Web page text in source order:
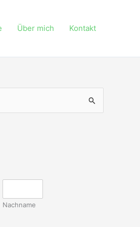
Über mich Kontakt
Nachname